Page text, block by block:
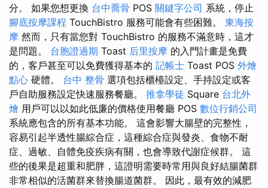
分。 如果您想更換 台中喬骨 POS 關鍵字公司 系統，停止
腳底按摩課程 TouchBistro 服務可能會有些困難。 東海按
摩 然而，只有當您對 TouchBistro 的服務不滿意時，這才
是問題。 台胞證過期 Toast 后里按摩 的入門計畫是免費
的，客戶甚至可以免費獲得基本的 記帳士 Toast POS 外燴
點心 硬體。 台中 整骨 選項包括櫃檯設定、手持設定或客
戶自助服務設定快速服務餐廳。 推拿學徒 Square 台北外
燴 用戶可以以如此低廉的價格使用餐廳 POS 數位行銷公司
系統應包含的所有基本功能。 這會影響大腸壁的完整性，
容易引起半透性腸綜合症，這種綜合症與發炎、食物不耐
症、過敏、自體免疫疾病有關，也會導致代謝症候群。 這
些的後果是超重和肥胖，這證明需要時常用與良好結腸菌群
非常相似的活菌群來替換腸道菌群。 因此，最有效的減肥